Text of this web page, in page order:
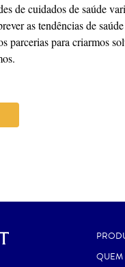
de cuidados de saúde
as tendências de
parcerias para criarmos
QUEM